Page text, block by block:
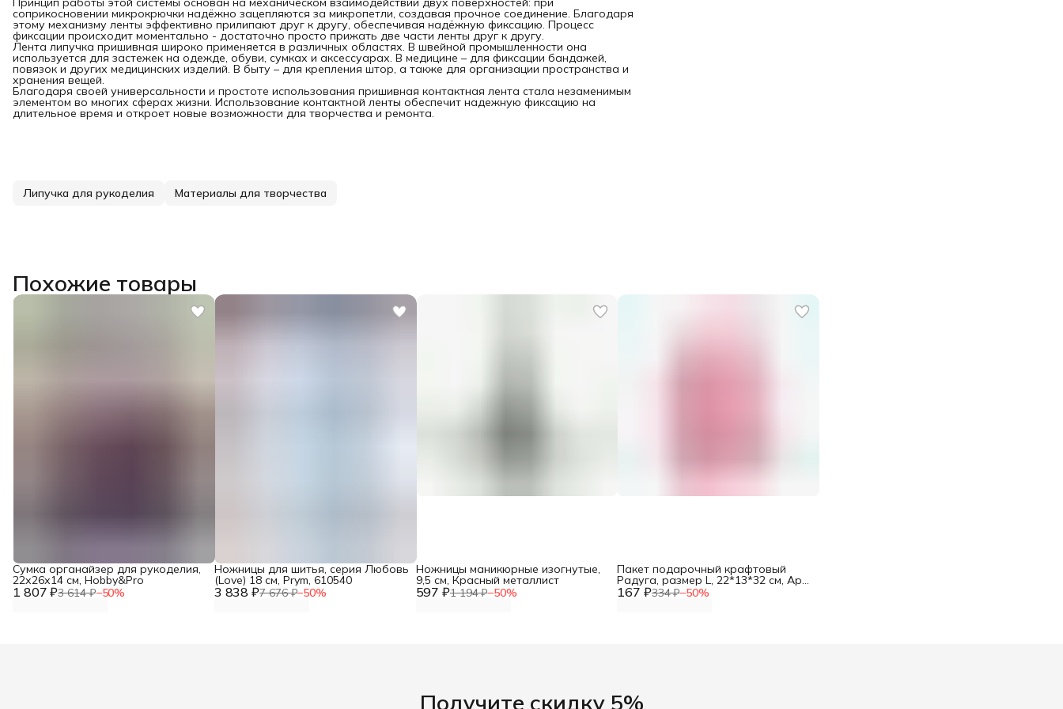
соприкосновении микрокрючки надёжно зацепляются за микропетли, создавая прочное соединение. Благодаря
этому механизму ленты эффективно прилипают друг к другу, обеспечивая надёжную фиксацию. Процесс
фиксации происходит моментально - достаточно просто прижать две части ленты друг к другу.
Лента липучка пришивная широко применяется в различных областях. В швейной промышленности она
используется для застежек на одежде, обуви, сумках и аксессуарах. В медицине – для фиксации бандажей,
повязок и других медицинских изделий. В быту – для крепления штор, а также для организации пространства и
хранения вещей.
Благодаря своей универсальности и простоте использования пришивная контактная лента стала незаменимым
элементом во многих сферах жизни. Использование контактной ленты обеспечит надежную фиксацию на
длительное время и откроет новые возможности для творчества и ремонта.
Липучка для рукоделия Материалы для творчества
Похожие товары
1 807 ₽3 614 ₽−50%
Сумка органайзер для рукоделия,
22х26х14 см, Hobby&Pro
3 838 ₽7 676 ₽−50%
Ножницы для шитья, серия Любовь
(Love) 18 см, Prym, 610540
597 ₽1 194 ₽−50%
Ножницы маникюрные изогнутые,
9,5 см, Красный металлист
167 ₽334 ₽−50%
Пакет подарочный крафтовый
Радуга, размер L, 22*13*32 см, Арт
Узор, упаковка для подарка
Получите скидку 5%